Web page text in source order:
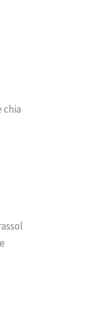
chia